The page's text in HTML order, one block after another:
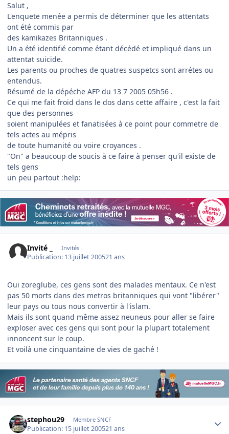
Salut ,
L'enquete menée a permis de déterminer que les attentats
ont été commis par
des kamikazes Britanniques .
Un a été identifié comme étant décédé et impliqué dans un
attentat suicide.
Les parents ou proches de quatres suspetcs sont arrétes ou
entendus.
Résumé de la dépéche AFP du 13 7 2005 05h56 .
Ce qui me fait froid dans le dos dans cette affaire , c'est la fait
que des personnes
soient manipulées et fanatisées à ce point pour commetre de
tels actes au mépris
de toute humanité ou voire croyances .
"On" a beaucoup de soucis à ce faire à penser qu'il existe de
tels gens
un peu partout :help:
Invité _ Invités
Publication: 13 juillet 200521 ans
Oui zoreglube, ces gens sont des malades mentaux. Ce n'est
pas 50 morts dans des metros britanniques qui vont "libérer"
leur pays ou tous nous convertir à l'islam.
Mais ils sont quand même assez neuneus pour aller se faire
exploser avec ces gens qui sont pour la plupart totalement
innoncent sur le coup.
Et voilà une cinquantaine de vies de gaché !
stephou29 Membre SNCF
Publication: 15 juillet 200521 ans